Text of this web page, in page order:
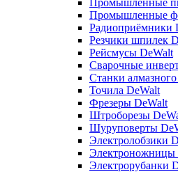
Промышленные
Промышленные
Радиоприёмники
Резчики шпилек
Рейсмусы DeWalt
Сварочные
Станки
Точила DeWalt
Фрезеры DeWalt
Штроборезы
Шуруповерты
Электролобзики
Электроножницы
Электрорубанки